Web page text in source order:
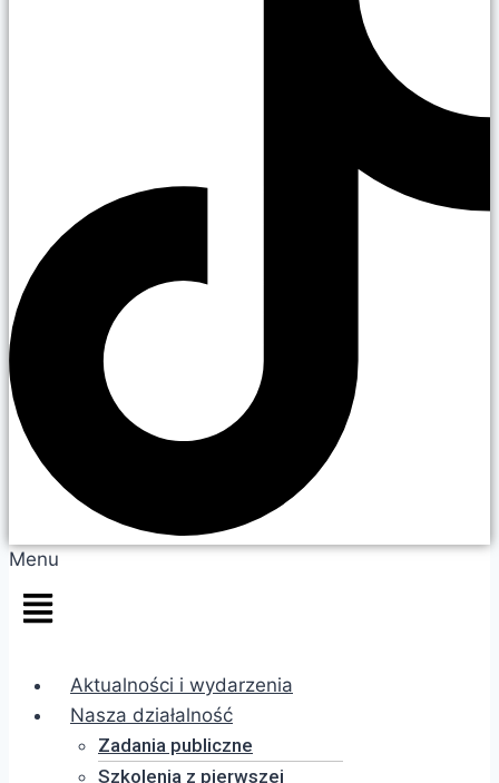
Menu
Aktualności i wydarzenia
Nasza działalność
Zadania publiczne
Szkolenia z pierwszej